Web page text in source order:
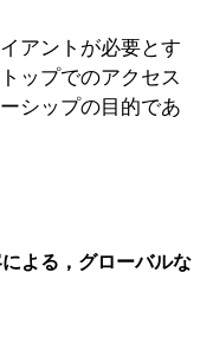
アントが必要とす
ップでのアクセス
シップの目的であ
よる，グローバルな